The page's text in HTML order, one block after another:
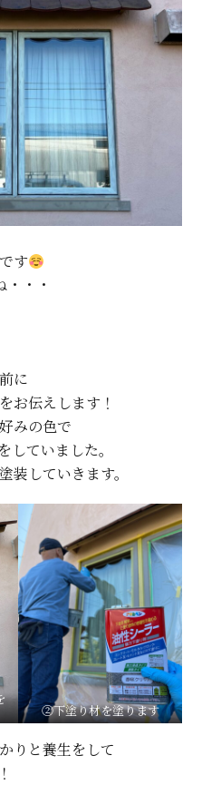
す
・・
に
お伝えします！
みの色で
していました。
装していきます。
②下塗り材を塗ります
りと養生をして